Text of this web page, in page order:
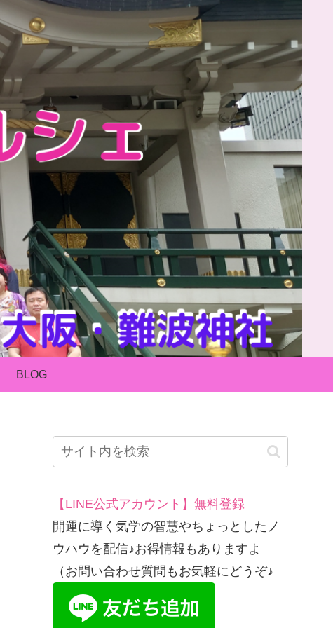
BLOG
【LINE公式アカウント】無料登録
開運に導く気学の智慧やちょっとしたノ
ウハウを配信♪お得情報もありますよ
（お問い合わせ質問もお気軽にどうぞ♪